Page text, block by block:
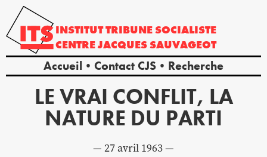
INSTITUTTRIBUNE SOCIALISTE
CENTREJACQUES SAUVAGEOT
Accueil Contact CJS Recherche
LE VRAI CONFLIT, LA
NATURE DU PARTI
27 avril 1963